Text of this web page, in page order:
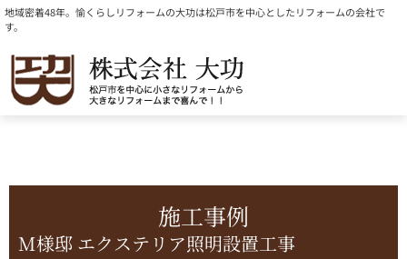
内
容
を
地域密着48年。愉くらしリフォームの大功は松戸市を中心としたリフォームの会社で
す。
施工事例
M様邸 エクステリア照明設置工事